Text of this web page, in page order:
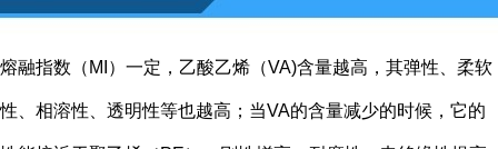
熔融指数（MI）一定，乙酸乙烯（VA)含量越高，其弹性、柔软
性、相溶性、透明性等也越高；当VA的含量减少的时候，它的